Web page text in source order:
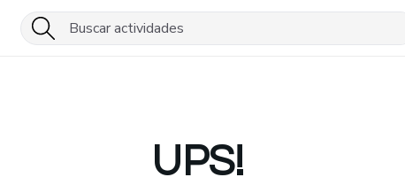
UPS!